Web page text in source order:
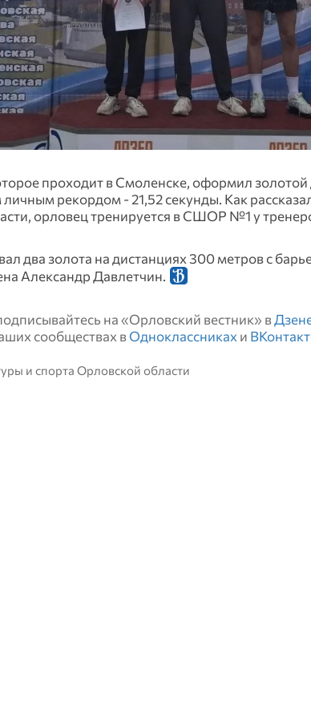
проходит в Смоленске, оформил золотой
рекордом - 21,52 секунды. Как
орловец тренируется в СШОР №1 у
два золота на дистанциях 300 метров с
Александр Давлетчин.
на «Орловский вестник» в
сообществах вОдноклассниках и
и спорта Орловской области